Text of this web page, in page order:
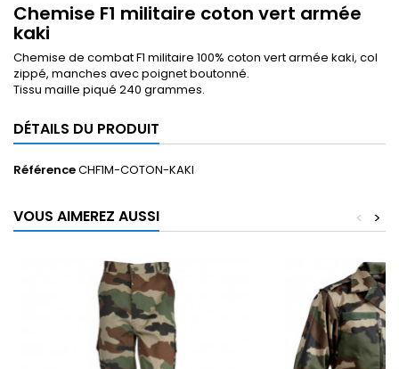
Chemise F1 militaire coton vert armée
kaki
Chemise de combat F1 militaire 100% coton vert armée kaki, col
zippé, manches avec poignet boutonné.
Tissu maille piqué 240 grammes.
DÉTAILS DU PRODUIT
RéférenceCHF1M-COTON-KAKI
VOUS AIMEREZ AUSSI >
<